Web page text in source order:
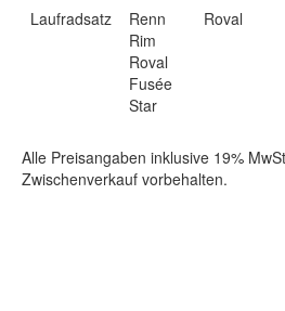
Laufradsatz
Renn
Rim
Roval
Fusée
Star
Roval
Alle Preisangaben inklusive 19%
Zwischenverkauf vorbehalten.